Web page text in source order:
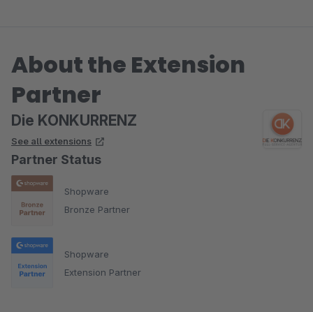
About the Extension
Partner
Die KONKURRENZ
See all extensions
Partner Status
Shopware
Bronze Partner
Shopware
Extension Partner